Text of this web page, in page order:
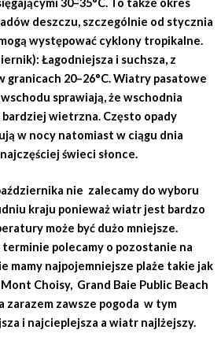
deszczu, szczególnie od stycznia
występować cyklony tropikalne.
Łagodniejsza i suchsza, z
granicach 20–26°C. Wiatry pasatowe
sprawiają, że wschodnia
bardziej wietrzna. Często opady
w nocy natomiast w ciągu dnia
świeci słonce.
nie zalecamy do wyboru
kraju ponieważ wiatr jest bardzo
może być dużo mniejsze.
polecamy o pozostanie na
mamy najpojemniejsze plaże takie jak
Choisy, Grand Baie Public Beach
zarazem zawsze pogoda w tym
i najcieplejsza a wiatr najlżejszy.